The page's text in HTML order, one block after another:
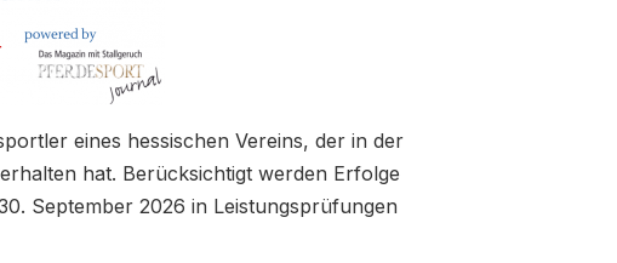
eines hessischen Vereins, der in der
hat. Berücksichtigt werden Erfolge
September 2026 in Leistungsprüfungen